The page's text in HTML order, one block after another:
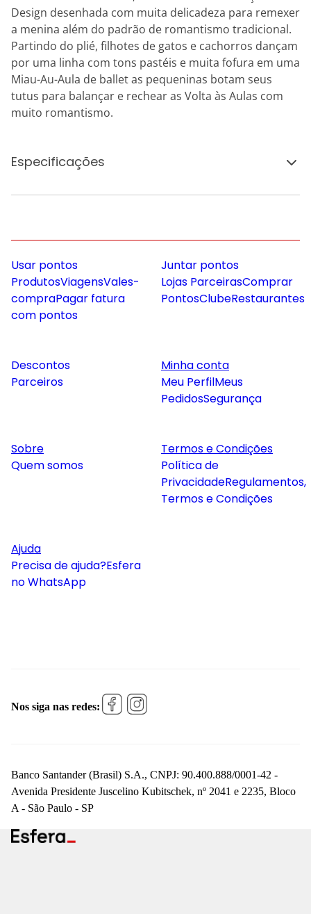
Design desenhada com muita delicadeza para remexer
a menina além do padrão de romantismo tradicional.
Partindo do plié, filhotes de gatos e cachorros dançam
por uma linha com tons pastéis e muita fofura em uma
Miau-Au-Aula de ballet as pequeninas botam seus
tutus para balançar e rechear as Volta às Aulas com
muito romantismo.
Especificações
Usar pontos
ProdutosViagensVales-
compraPagar fatura
com pontos
Juntar pontos
Lojas ParceirasComprar
PontosClubeRestaurantes
Descontos
Parceiros
Minha conta
Meu PerfilMeus
PedidosSegurança
Sobre
Quem somos
Termos e Condições
Política de
PrivacidadeRegulamentos,
Termos e Condições
Ajuda
Precisa de ajuda?Esfera
no WhatsApp
Nos siga nas redes:
Banco Santander (Brasil) S.A., CNPJ: 90.400.888/0001-42 -
Avenida Presidente Juscelino Kubitschek, nº 2041 e 2235, Bloco
A - São Paulo - SP